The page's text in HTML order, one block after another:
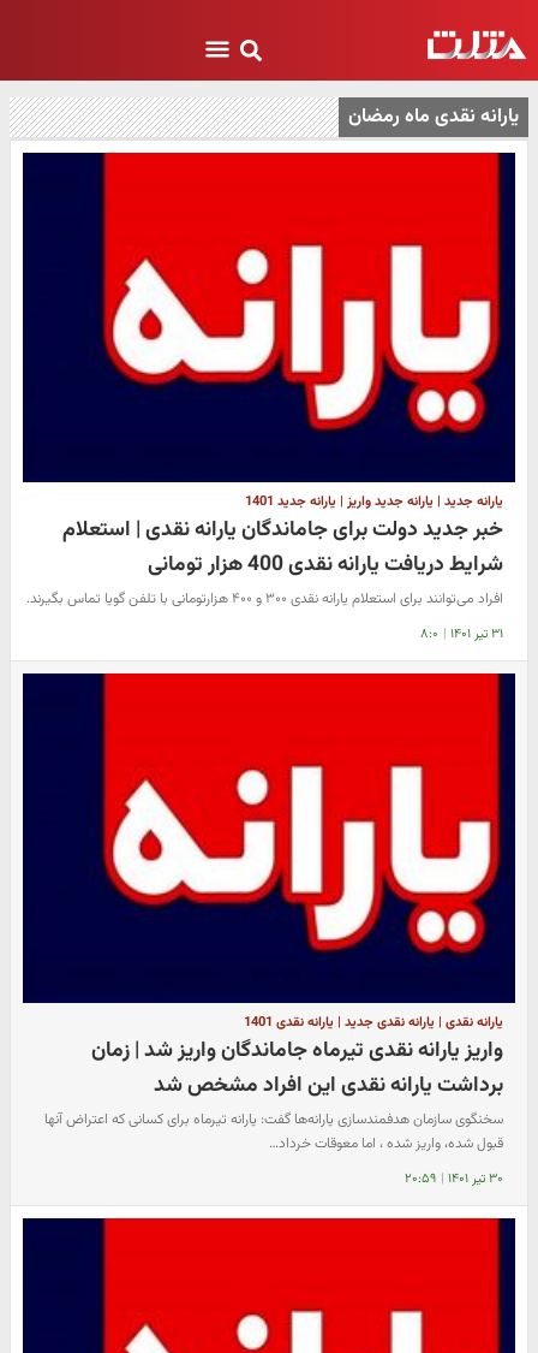
یارانه نقدی ماه رمضان
یارانه جدید | یارانه جدید واریز | یارانه جدید 1401
خبر جدید دولت برای جاماندگان یارانه نقدی | استعلام
شرایط دریافت یارانه نقدی 400 هزار تومانی
افراد می‌توانند برای استعلام یارانه نقدی ۳۰۰ و ۴۰۰ هزارتومانی با تلفن گویا تماس بگیرند.
۳۱ تیر ۱۴۰۱ | ۸:۰
یارانه نقدی | یارانه نقدی جدید | یارانه نقدی 1401
واریز یارانه نقدی تیرماه جاماندگان واریز شد | زمان
برداشت یارانه نقدی این افراد مشخص شد
سخنگوی سازمان هدفمندسازی یارانه‌ها گفت: یارانه تیرماه برای کسانی که اعتراض آنها
قبول شده، واریز شده ، اما معوقات خرداد…
۳۰ تیر ۱۴۰۱ | ۲۰:۵۹